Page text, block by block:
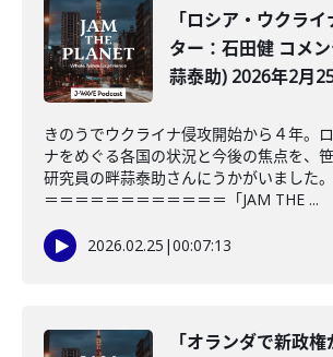
「ロシア・ウクラ
ター：石田健 コメ
蒜泰助) 2026年2月
きのうでウクライナ侵攻開始から４年。
ナをめぐる各国の状況と今後の焦点を、
研究員の畔蒜泰助さんにうかがいました
＝＝＝＝＝＝＝＝＝＝＝＝「JAM THE ...
2026.02.25 |00:07:13
「オランダで新政